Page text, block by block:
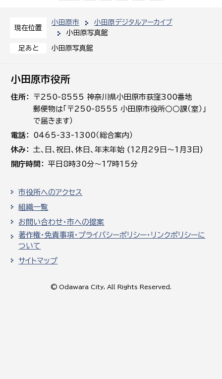
現在位置
小田原市
小田原デジタルアーカイブ
小田原写真館
足あと 小田原写真館
小田原市役所
住所
〒250-8555 神奈川県小田原市荻窪300番地
郵便物は「〒250-8555 小田原市役所○○課（室）」
で届きます）
電話
0465-33-1300（総合案内）
休み
土､日､祝日、休日、年末年始 (12月29日～1月3日)
開庁時間
平日8時30分～17時15分
市役所へのアクセス
組織一覧
お問い合わせ・市への提案
著作権・免責事項・プライバシーポリシー・リンクポリシーに
ついて
サイトマップ
© Odawara City, All Rights Reserved.